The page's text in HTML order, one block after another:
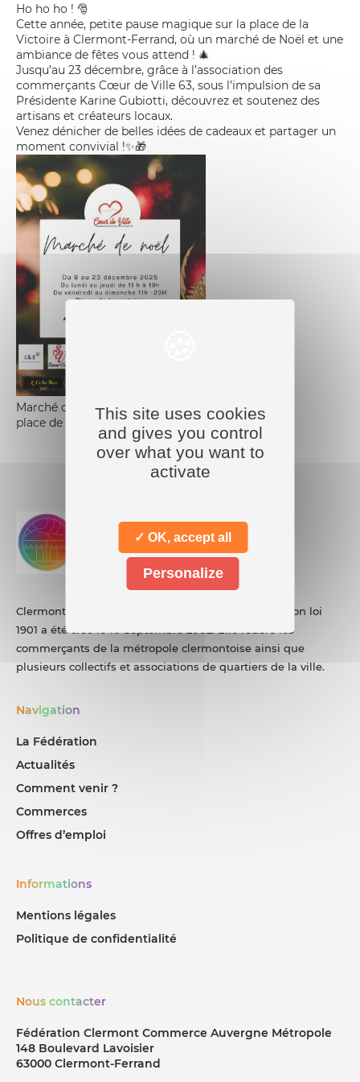
This site uses cookies
and gives you control
over what you want to
activate
✓ OK, accept all
Personalize
Ho ho ho ! 🎅
Cette année, petite pause magique sur la place de la
Victoire à Clermont-Ferrand, où un marché de Noël et une
ambiance de fêtes vous attend ! 🎄
Jusqu’au 23 décembre, grâce à l’association des
commerçants Cœur de Ville 63, sous l’impulsion de sa
Présidente Karine Gubiotti, découvrez et soutenez des
artisans et créateurs locaux.
Venez dénicher de belles idées de cadeaux et partager un
moment convivial !✨🎁
Marché de créateurs et artisans
place de la Victoire clermont-fd
Clermont Commerce Auvergne Métropole, association loi
1901 a été créé le 10 Septembre 2002. Elle fédère les
commerçants de la métropole clermontoise ainsi que
plusieurs collectifs et associations de quartiers de la ville.
Navigation
La Fédération
Actualités
Comment venir ?
Commerces
Offres d’emploi
Informations
Mentions légales
Politique de confidentialité
Nous contacter
Fédération Clermont Commerce Auvergne Métropole
148 Boulevard Lavoisier
63000 Clermont-Ferrand